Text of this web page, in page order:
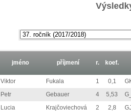
jméno příjmení r. koef.
Viktor Fukala 1 0,1
Petr Gebauer 4 5,53
Lucia Krajčoviechová 2 2,8